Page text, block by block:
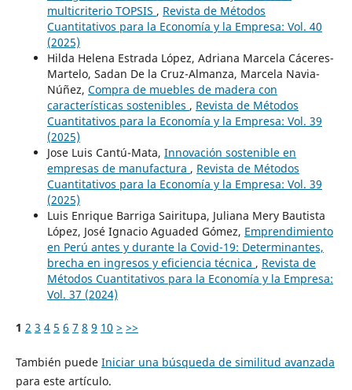
multicriterio TOPSIS , Revista de Métodos
Cuantitativos para la Economía y la Empresa: Vol. 40
(2025)
Hilda Helena Estrada López, Adriana Marcela Cáceres-
Martelo, Sadan De la Cruz-Almanza, Marcela Navia-
Núñez, Compra de muebles de madera con
características sostenibles , Revista de Métodos
Cuantitativos para la Economía y la Empresa: Vol. 39
(2025)
Jose Luis Cantú-Mata, Innovación sostenible en
empresas de manufactura , Revista de Métodos
Cuantitativos para la Economía y la Empresa: Vol. 39
(2025)
Luis Enrique Barriga Sairitupa, Juliana Mery Bautista
López, José Ignacio Aguaded Gómez, Emprendimiento
en Perú antes y durante la Covid-19: Determinantes,
brecha en ingresos y eficiencia técnica , Revista de
Métodos Cuantitativos para la Economía y la Empresa:
Vol. 37 (2024)
1 2 3 4 5 6 7 8 9 10 > >>
También puede Iniciar una búsqueda de similitud avanzada
para este artículo.